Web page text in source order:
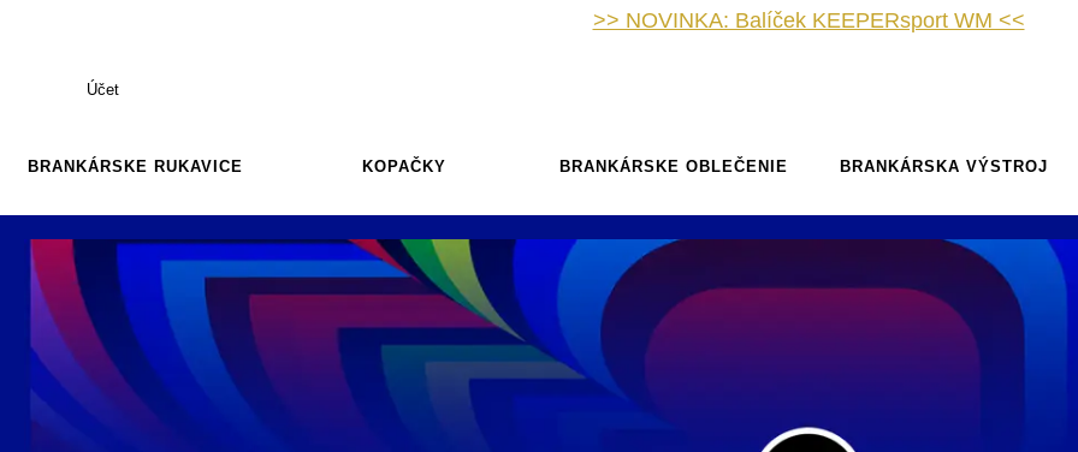
>> NOVINKA: Balíček KEEPERsport WM <<
Účet
BRANKÁRSKE RUKAVICE KOPAČKY BRANKÁRSKE OBLEČENIE BRANKÁRSKA VÝSTROJ